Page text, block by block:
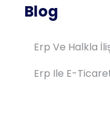
Blog
Erp Ve Halkla
Erp Ile E-